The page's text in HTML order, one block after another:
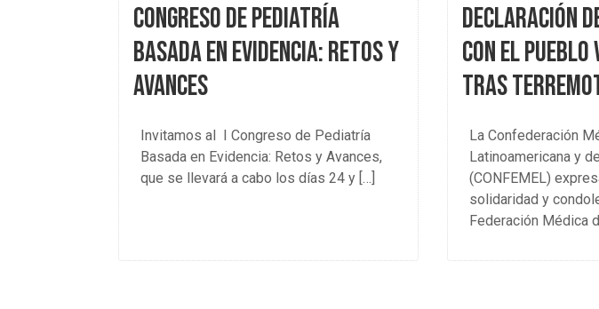
Congreso de Pediatría
Basada en Evidencia: Retos y
Avances
Invitamos al I Congreso de Pediatría
Basada en Evidencia: Retos y Avances,
que se llevará a cabo los días 24 y […]
Declaración
con el pueblo
tras
La Confederación
Latinoamericana y
(CONFEMEL)
solidaridad y
Federación Médica